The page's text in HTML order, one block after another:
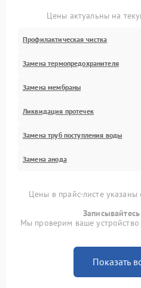
Цены актуальны на
Профилактическая чистка
Замена термопредохранителя
Замена мембраны
Ликвидация протечек
Замена труб поступления воды
Замена анода
Цены в прайс-листе
Мы проверим ваше
Показать